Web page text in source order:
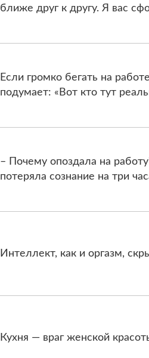
ближе друг к другу. Я вас
Если громко бегать на
подумает: «Вот кто тут
– Почему опоздала на
потеряла сознание на три
Интеллект, как и оргазм,
Кухня — враг женской